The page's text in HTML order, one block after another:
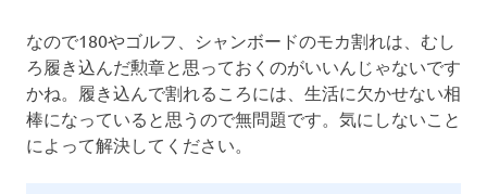
なので180やゴルフ、シャンボードのモカ割れは、むし
ろ履き込んだ勲章と思っておくのがいいんじゃないです
かね。履き込んで割れるころには、生活に欠かせない相
棒になっていると思うので無問題です。気にしないこと
によって解決してください。